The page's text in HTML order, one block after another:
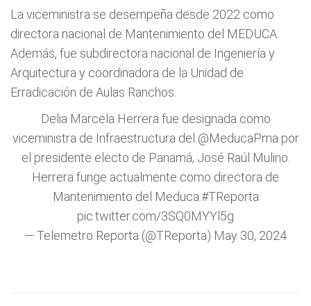
La viceministra se desempeña desde 2022 como
directora nacional de Mantenimiento del MEDUCA.
Además, fue subdirectora nacional de Ingeniería y
Arquitectura y coordinadora de la Unidad de
Erradicación de Aulas Ranchos.
Delia Marcela Herrera fue designada como
viceministra de Infraestructura del @MeducaPma por
el presidente electo de Panamá, José Raúl Mulino.
Herrera funge actualmente como directora de
Mantenimiento del Meduca.#TReporta
pic.twitter.com/3SQ0MYYl5g
— Telemetro Reporta (@TReporta) May 30, 2024